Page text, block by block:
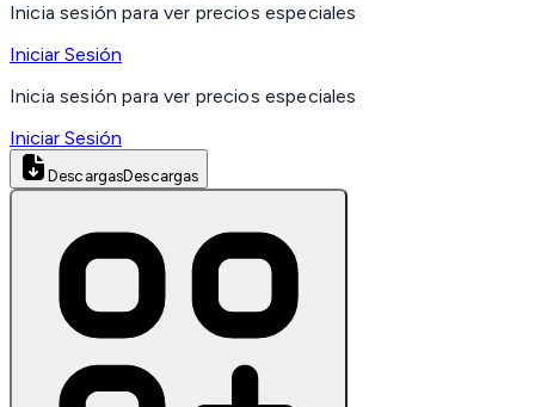
Inicia sesión para ver precios especiales
Iniciar Sesión
Inicia sesión para ver precios especiales
Iniciar Sesión
DescargasDescargas